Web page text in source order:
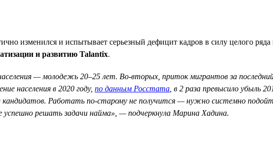
изменился и испытывает серьезный дефицит кадров в силу целого
и развитию Talantix.
— молодежь 20–25 лет. Во-вторых, приток мигрантов за
населения в 2020 году, по данным Росстата , в 2 раза превысило убыль
кандидатов. Работать по-старому не получится — нужно системно
решать задачи найма», — подчеркнула Марина Хадина.